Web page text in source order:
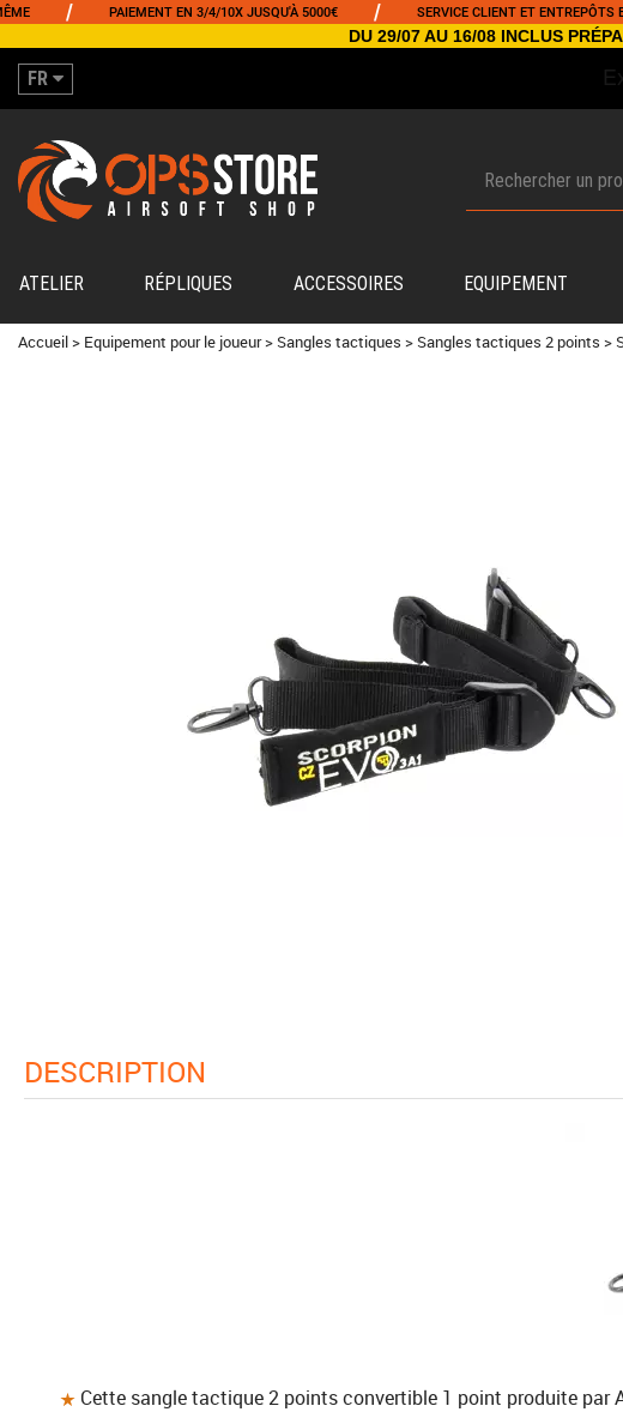
/ PAIEMENT EN 3/4/10X JUSQU'À 5000€ / SERVICE CLIENT ET ENTREPÔTS EN
DU 29/07 AU 16/08 INCLUS
FR
ATELIER RÉPLIQUES ACCESSOIRES EQUIPEMENT
Accueil> Equipement pour le joueur> Sangles tactiques > Sangles tactiques 2 points >
DESCRIPTION
Cette sangle tactique 2 points convertible 1 point produite par